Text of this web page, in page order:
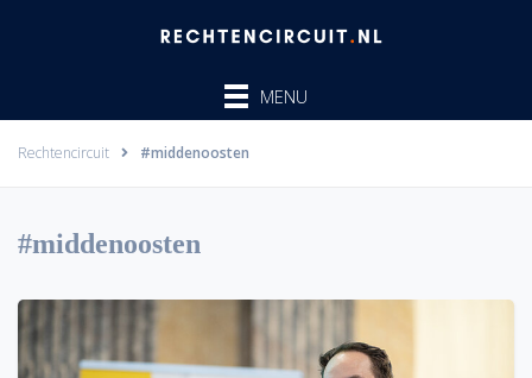
MENU
Rechtencircuit #middenoosten
#middenoosten